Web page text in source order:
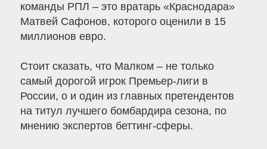
команды РПЛ – это вратарь «Краснодара»
Матвей Сафонов, которого оценили в 15
миллионов евро.
Стоит сказать, что Малком – не только
самый дорогой игрок Премьер-лиги в
России, о и один из главных претендентов
на титул лучшего бомбардира сезона, по
мнению экспертов беттинг-сферы.